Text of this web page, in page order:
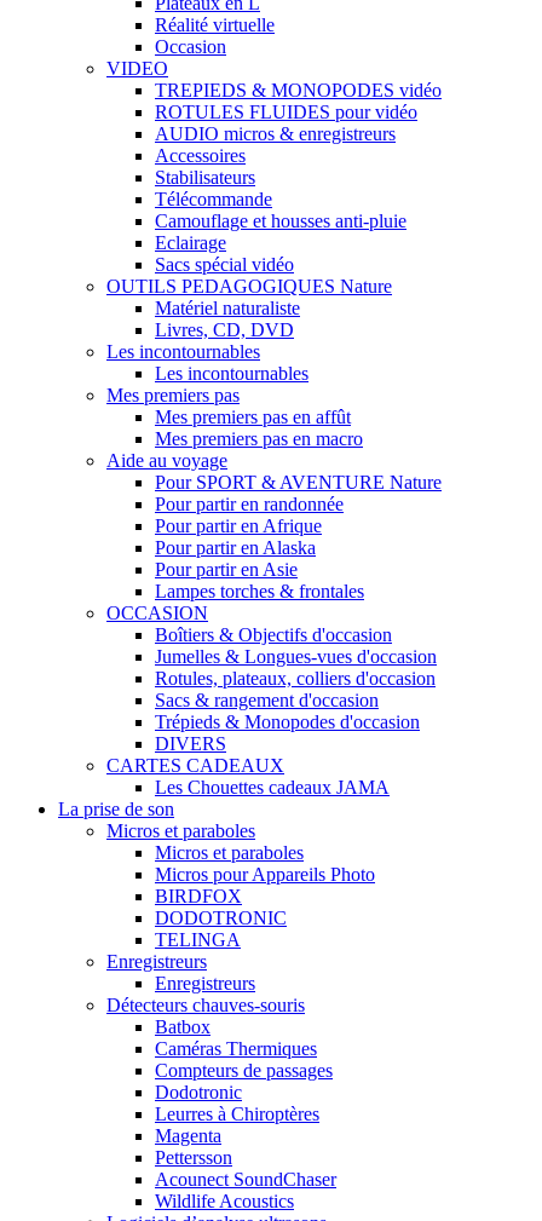
Réalité virtuelle
Occasion
VIDEO
TREPIEDS & MONOPODES vidéo
ROTULES FLUIDES pour vidéo
AUDIO micros & enregistreurs
Accessoires
Stabilisateurs
Télécommande
Camouflage et housses anti-pluie
Eclairage
Sacs spécial vidéo
OUTILS PEDAGOGIQUES Nature
Matériel naturaliste
Livres, CD, DVD
Les incontournables
Les incontournables
Mes premiers pas
Mes premiers pas en affût
Mes premiers pas en macro
Aide au voyage
Pour SPORT & AVENTURE Nature
Pour partir en randonnée
Pour partir en Afrique
Pour partir en Alaska
Pour partir en Asie
Lampes torches & frontales
OCCASION
Boîtiers & Objectifs d'occasion
Jumelles & Longues-vues d'occasion
Rotules, plateaux, colliers d'occasion
Sacs & rangement d'occasion
Trépieds & Monopodes d'occasion
DIVERS
CARTES CADEAUX
Les Chouettes cadeaux JAMA
La prise de son
Micros et paraboles
Micros et paraboles
Micros pour Appareils Photo
BIRDFOX
DODOTRONIC
TELINGA
Enregistreurs
Enregistreurs
Détecteurs chauves-souris
Batbox
Caméras Thermiques
Compteurs de passages
Dodotronic
Leurres à Chiroptères
Magenta
Pettersson
Acounect SoundChaser
Wildlife Acoustics